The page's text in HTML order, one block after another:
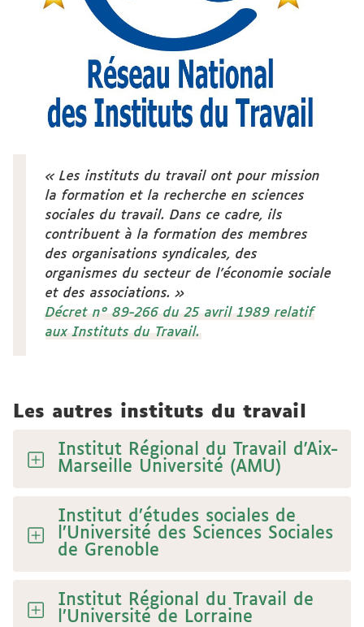
Les instituts du travail ont pour mission
la formation et la recherche en sciences
sociales du travail. Dans ce cadre, ils
contribuent à la formation des membres
des organisations syndicales, des
organismes du secteur de l'économie sociale
et des associations.
Décret n° 89-266 du 25 avril 1989 relatif
aux Instituts du Travail.
Les autres instituts du travail
Institut Régional du Travail d'Aix-
Marseille Université (AMU)
Institut d’études sociales de
l’Université des Sciences Sociales
de Grenoble
Institut Régional du Travail de
l’Université de Lorraine